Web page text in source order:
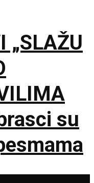
„SLAŽU
su